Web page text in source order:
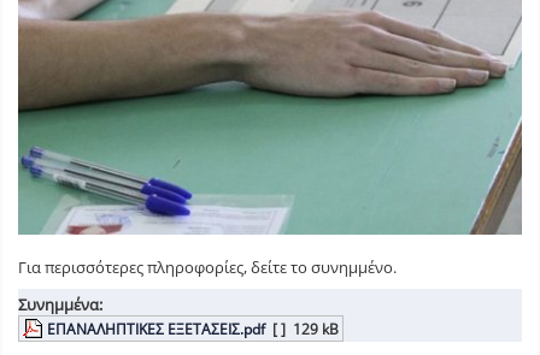
Για περισσότερες πληροφορίες, δείτε το συνημμένο.
Συνημμένα:
ΕΠΑΝΑΛΗΠΤΙΚΕΣ ΕΞΕΤΑΣΕΙΣ.pdf [ ] 129 kB